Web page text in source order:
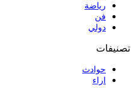
رياضة
فن
دولي
تصنيفات
حوادث
اراء